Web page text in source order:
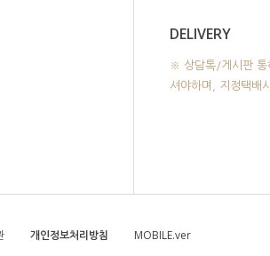
DELIVERY
※ 상담톡/게시판 통
셔야하며, 지정택배
개인정보처리방침 MOBILE.ver